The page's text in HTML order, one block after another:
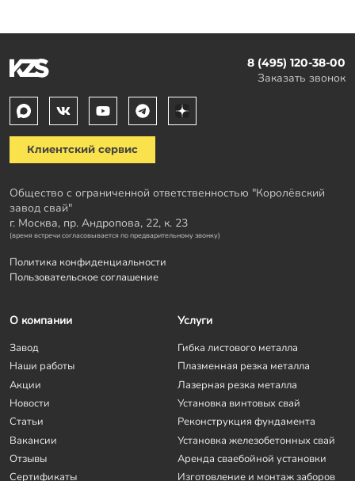
8 (495) 120-38-00
Заказать звонок
Клиентский сервис
Общество с ограниченной ответственностью "Королёвский
завод свай"
г. Москва, пр. Андропова, 22, к. 23
(время встречи согласовывается по предварительному звонку)
Политика конфиденциальности
Пользовательское соглашение
О компании
Завод
Наши работы
Акции
Новости
Статьи
Вакансии
Отзывы
Сертификаты
Услуги
Гибка листового металла
Плазменная резка металла
Лазерная резка металла
Установка винтовых свай
Реконструкция фундамента
Установка железобетонных свай
Аренда сваебойной установки
Изготовление и монтаж заборов